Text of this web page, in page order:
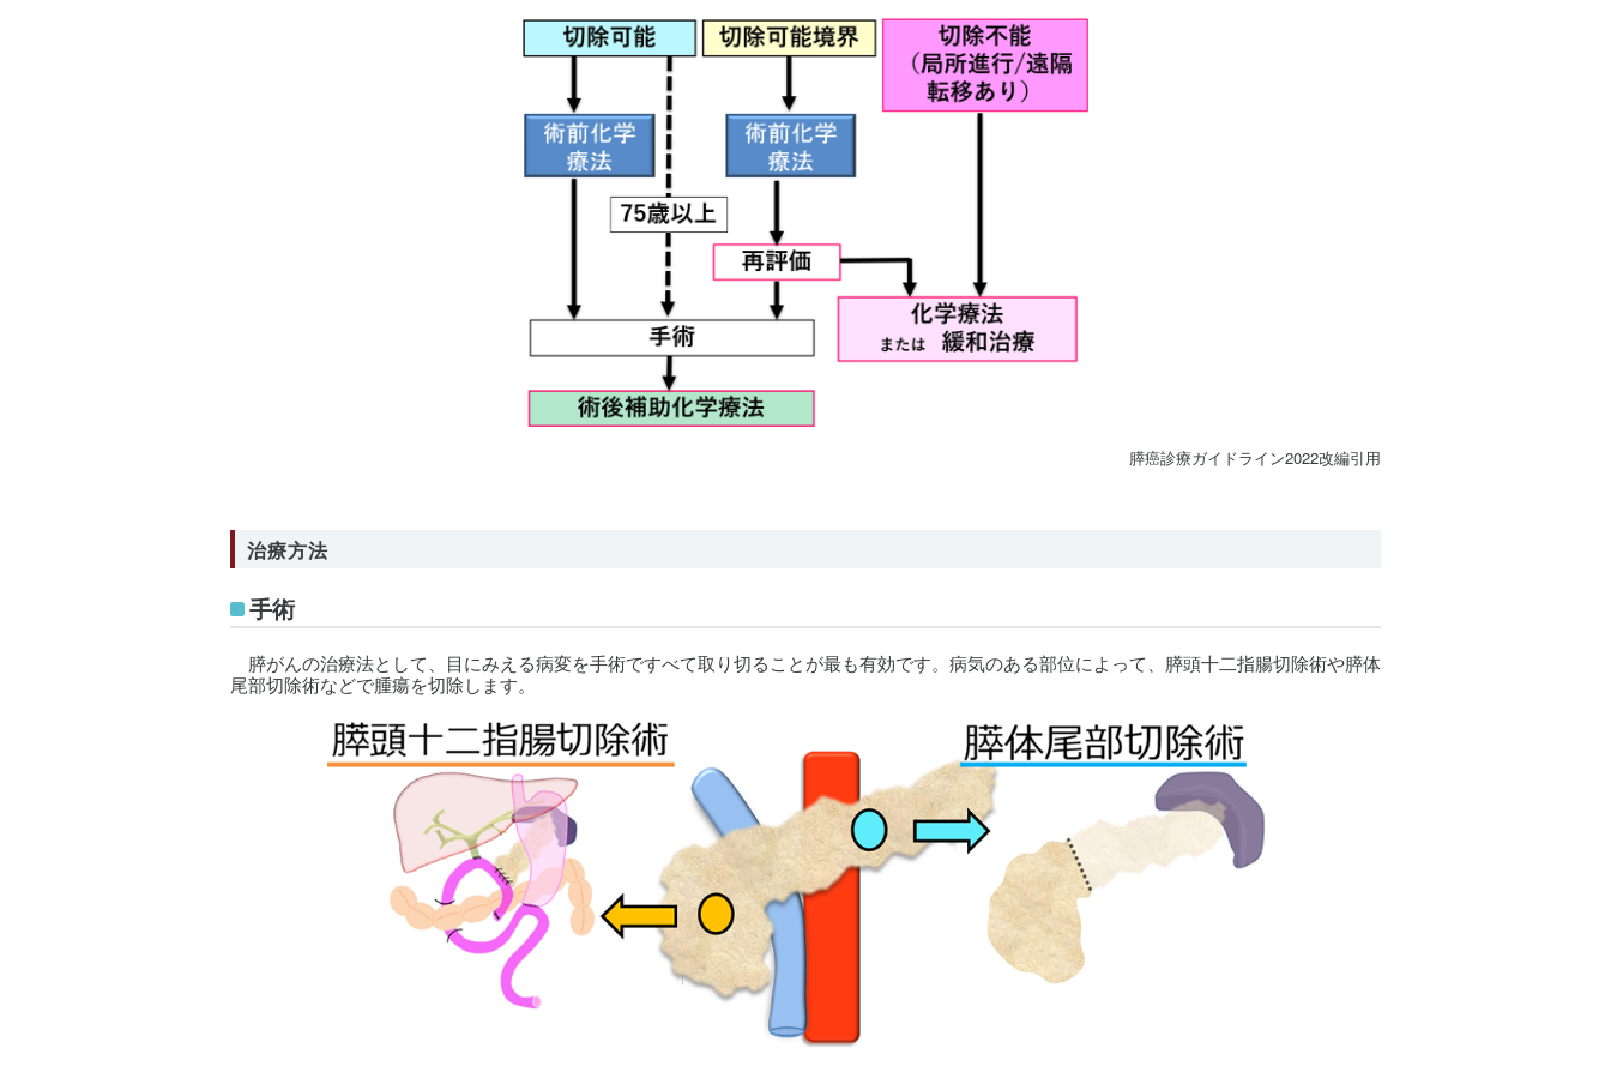
膵癌診療ガイドライン2022改編引用
治療方法
手術
膵がんの治療法として、目にみえる病変を手術ですべて取り切ることが最も有効です。病気のある部位によって、膵頭十二指腸切除術や膵体
尾部切除術などで腫瘍を切除します。